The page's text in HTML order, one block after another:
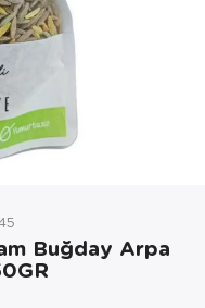
Buğday Arpa